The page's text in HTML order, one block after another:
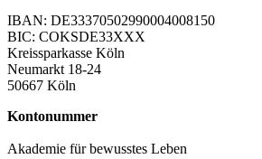
IBAN: DE33370502990004008150
BIC: COKSDE33XXX
Kreissparkasse Köln
Neumarkt 18-24
50667 Köln
Kontonummer
Akademie für bewusstes Leben